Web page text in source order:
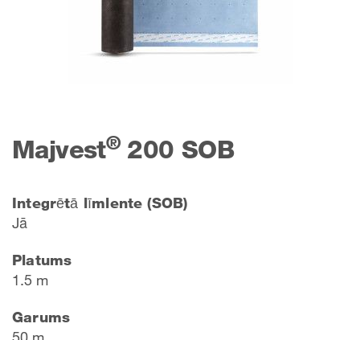
Majvest®200 SOB
Integrētā līmlente (SOB)
Jā
Platums
1.5 m
Garums